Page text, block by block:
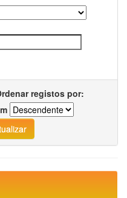
registos por: